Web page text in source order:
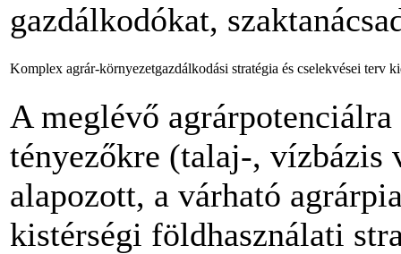
gazdálkodókat,
Komplex agrár-környezetgazdálkodási stratégia és cselekvései terv
A meglévő
tényezőkre (talaj-, vízbázis
alapozott, a várható
kistérségi földhasználati